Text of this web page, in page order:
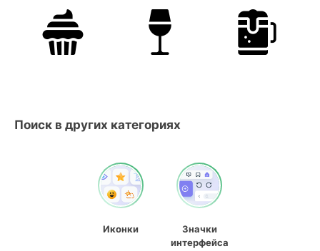
Поиск в других категориях
Иконки
Значки
интерфейса